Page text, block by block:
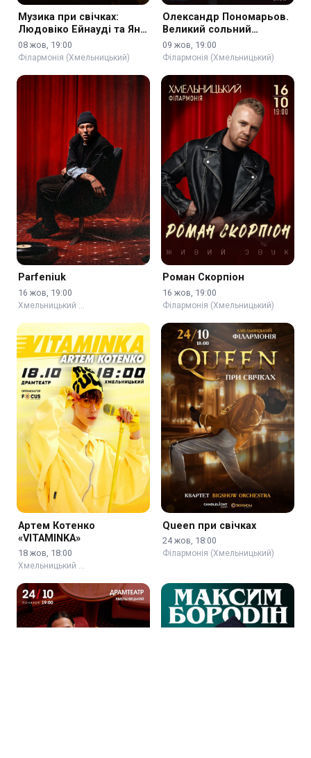
Музика при свічках:
Людовіко Ейнауді та Ян
Тірсен
08 жов, 19:00
Філармонія (Хмельницький)
Олександр Пономарьов.
Великий сольний
концерт
09 жов, 19:00
Філармонія (Хмельницький)
Parfeniuk
16 жов, 19:00
Хмельницький …
Роман Скорпіон
16 жов, 19:00
Філармонія (Хмельницький)
Артем Котенко
«VITAMINKA»
18 жов, 18:00
Хмельницький …
Queen при свічках
24 жов, 18:00
Філармонія (Хмельницький)